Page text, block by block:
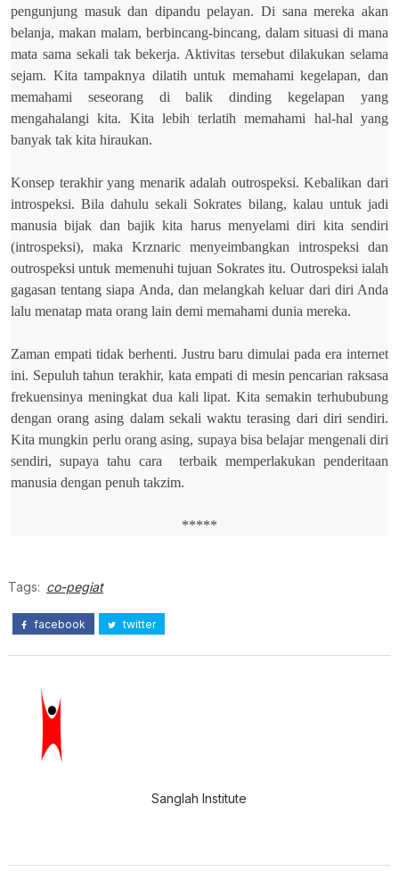
pengunjung masuk dan dipandu pelayan. Di sana mereka akan
belanja, makan malam, berbincang-bincang, dalam situasi di mana
mata sama sekali tak bekerja. Aktivitas tersebut dilakukan selama
sejam. Kita tampaknya dilatih untuk memahami kegelapan, dan
memahami seseorang di balik dinding kegelapan yang
mengahalangi kita. Kita lebih terlatih memahami hal-hal yang
banyak tak kita hiraukan.
Konsep terakhir yang menarik adalah outrospeksi. Kebalikan dari
introspeksi. Bila dahulu sekali Sokrates bilang, kalau untuk jadi
manusia bijak dan bajik kita harus menyelami diri kita sendiri
(introspeksi), maka Krznaric menyeimbangkan introspeksi dan
outrospeksi untuk memenuhi tujuan Sokrates itu. Outrospeksi ialah
gagasan tentang siapa Anda, dan melangkah keluar dari diri Anda
lalu menatap mata orang lain demi memahami dunia mereka.
Zaman empati tidak berhenti. Justru baru dimulai pada era internet
ini. Sepuluh tahun terakhir, kata empati di mesin pencarian raksasa
frekuensinya meningkat dua kali lipat. Kita semakin terhububung
dengan orang asing dalam sekali waktu terasing dari diri sendiri.
Kita mungkin perlu orang asing, supaya bisa belajar mengenali diri
sendiri, supaya tahu cara
terbaik memperlakukan penderitaan
manusia dengan penuh takzim.
*****
Tags: co-pegiat
facebook twitter
Sanglah Institute